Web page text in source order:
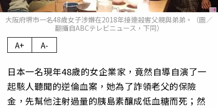
大阪府堺市一名48歲女子涉嫌在2018年接連殺害父親與弟弟。（圖／
翻攝自ABCテレビニュース，下同）
A+ A-
日本一名現年48歲的女企業家，竟然自導自演了一
起駭人聽聞的逆倫血案，她為了詐領老父的保險
金，先幫他注射過量的胰島素釀成低血糖而死；然